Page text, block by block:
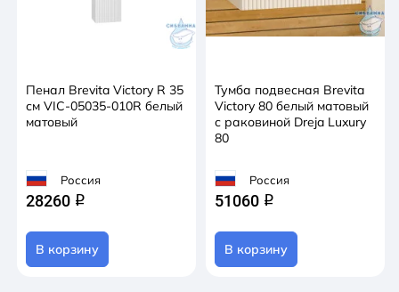
Пенал Brevita Victory R 35
см VIC-05035-010R белый
матовый
Россия
28260 q
В корзину
Тумба подвесная Brevita
Victory 80 белый матовый
с раковиной Dreja Luxury
80
Россия
51060 q
В корзину